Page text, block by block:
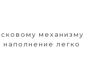
механизму
легко